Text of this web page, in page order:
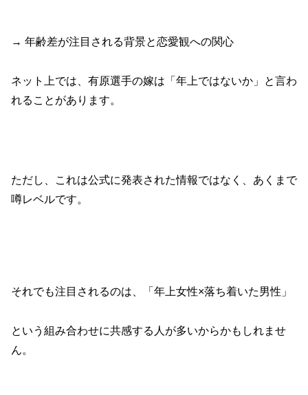
→ 年齢差が注目される背景と恋愛観への関心
ネット上では、有原選手の嫁は「年上ではないか」と言わ
れることがあります。
ただし、これは公式に発表された情報ではなく、あくまで
噂レベルです。
それでも注目されるのは、「年上女性×落ち着いた男性」
という組み合わせに共感する人が多いからかもしれませ
ん。